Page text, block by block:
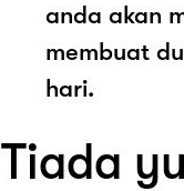
anda akan
membuat
hari.
Tiada